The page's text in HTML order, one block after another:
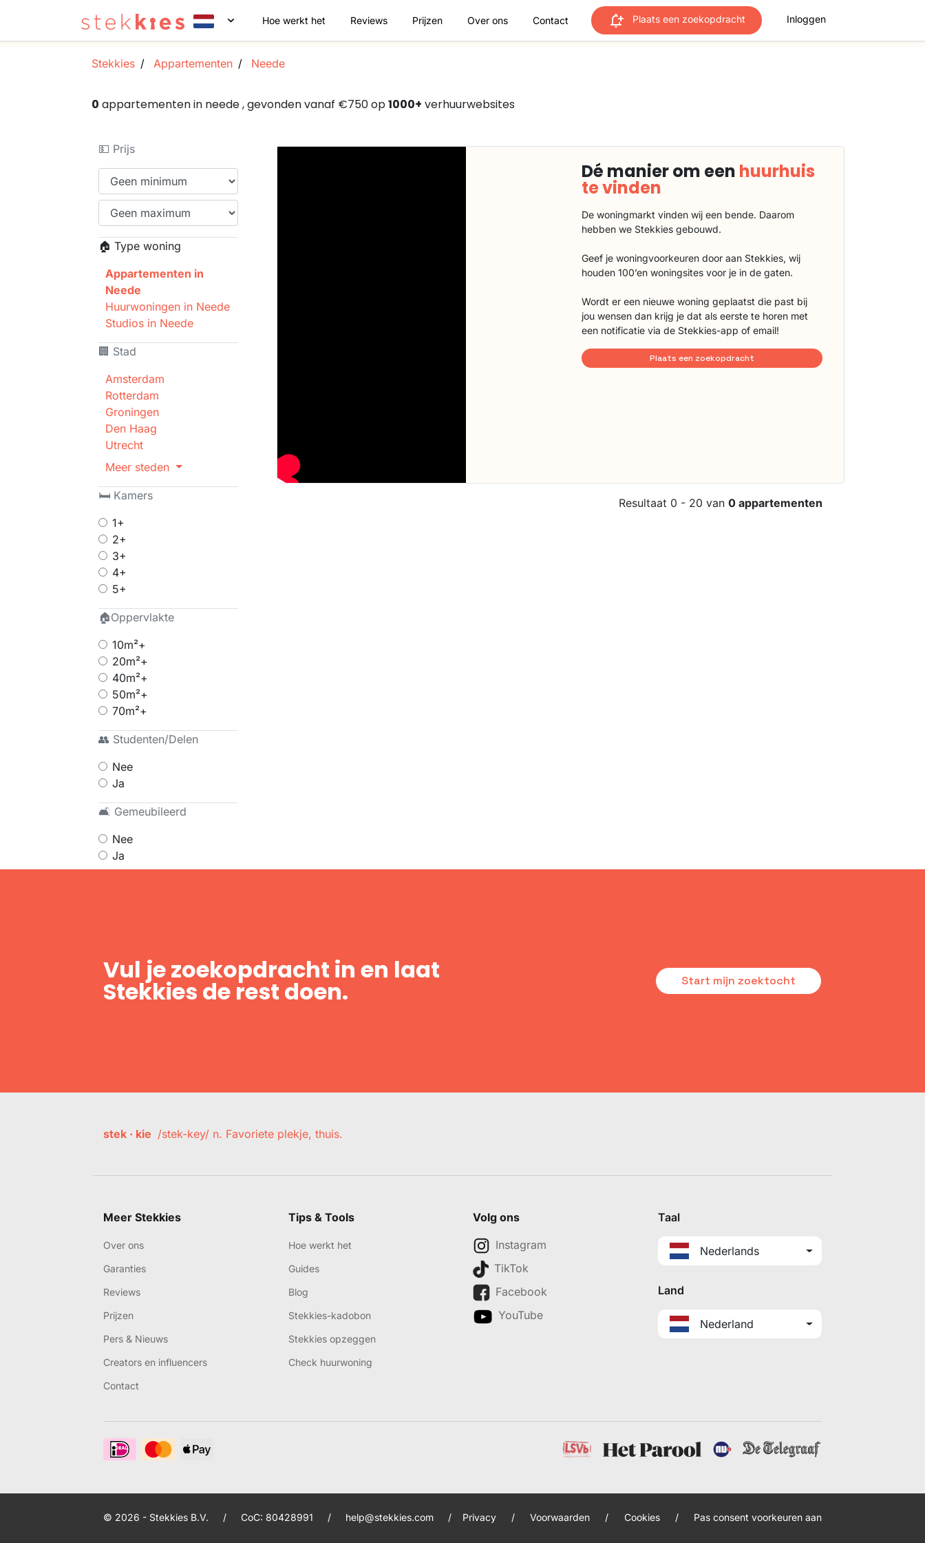
Hoe werkt het Reviews Prijzen Over ons Contact Plaats een zoekopdracht Inloggen
Stekkies Appartementen Neede
0 appartementen in neede , gevonden vanaf €750 op1000+ verhuurwebsites
💵 Prijs
🏠 Type woning
Appartementen in
Neede
Huurwoningen in Neede
Studios in Neede
🏢 Stad
Amsterdam
Rotterdam
Groningen
Den Haag
Utrecht
Meer steden
🛏 Kamers
1+
2+
3+
4+
5+
🏠Oppervlakte
10m²+
20m²+
40m²+
50m²+
70m²+
👥 Studenten/Delen
Nee
Ja
🛋 Gemeubileerd
Nee
Ja
Dé manier om een huurhuis
te vinden
De woningmarkt vinden wij een bende. Daarom
hebben we Stekkies gebouwd.
Geef je woningvoorkeuren door aan Stekkies, wij
houden 100’en woningsites voor je in de gaten.
Wordt er een nieuwe woning geplaatst die past bij
jou wensen dan krijg je dat als eerste te horen met
een notificatie via de Stekkies-app of email!
Plaats een zoekopdracht
Resultaat 0 - 20 van 0 appartementen
Vul je zoekopdracht in en laat
Stekkies de rest doen. Start mijn zoektocht
stek · kie /stek-key/ n. Favoriete plekje, thuis.
Meer Stekkies
Over ons
Garanties
Reviews
Prijzen
Pers & Nieuws
Creators en influencers
Contact
Tips & Tools
Hoe werkt het
Guides
Blog
Stekkies-kadobon
Stekkies opzeggen
Check huurwoning
Volg ons
Instagram
TikTok
Facebook
YouTube
Taal
Nederlands
Land
Nederland
© 2026 - Stekkies B.V. / CoC: 80428991 / help@stekkies.com / Privacy / Voorwaarden / Cookies / Pas consent voorkeuren aan